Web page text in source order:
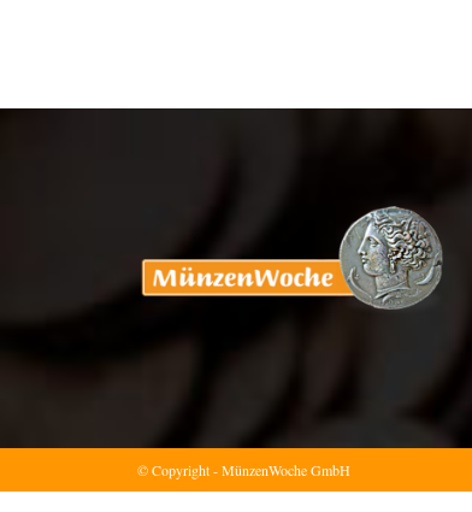
© Copyright - MünzenWoche GmbH